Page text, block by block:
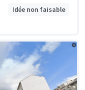
Idée non faisable